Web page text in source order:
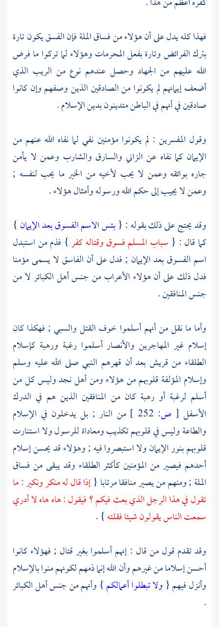
فهذا كله يدل على أن هؤلاء من فساق الملة فإن الفسق يكون تارة
بترك الفرائض وتارة بفعل المحرمات وهؤلاء لما تركوا ما فرض
الله عليهم من الجهاد وحصل عندهم نوع من الريب الذي
أضعف إيمانهم لم يكونوا من الصادقين الذين وصفهم وإن كانوا
صادقين في أنهم في الباطن متدينون بدين الإسلام .
وقول المفسرين : لم يكونوا مؤمنين نفي لما نفاه الله عنهم من
الإيمان كما نفاه عن الزاني والسارق والشارب وعمن لا يأمن
جاره بوائقه وعمن لا يحب لأخيه من الخير ما يحب لنفسه ;
وعمن لا يجيب إلى حكم الله ورسوله وأمثال هؤلاء .
وقد يحتج على ذلك بقوله : {بئس الاسم الفسوق بعد الإيمان }
كما قال : { سباب المسلم فسوق وقتاله كفر} فذم من استبدل
اسم الفسوق بعد الإيمان ; فدل على أن الفاسق لا يسمى مؤمنا
فدل ذلك على أن هؤلاء الأعرابمن جنس أهل الكبائر لا من
جنس المنافقين .
وأما ما نقل من أنهم أسلموا خوف القتل والسبي ; فهكذا كان
إسلام غير المهاجرين والأنصارأسلموا رغبة ورهبة كإسلام
الطلقاء من قريش بعد أن قهرهم النبي صلى الله عليه وسلم
وإسلام المؤلفة قلوبهم من هؤلاء ومنأهلنجدوليس كل من
أسلم لرغبة أو رهبة كان من المنافقين الذين هم في الدرك
الأسفل [ ص:
من النار ; بل يدخلون في الإسلام
والطاعة وليس في قلوبهم تكذيب ومعاداة للرسول ولا استنارت
قلوبهم بنور الإيمان ولا استبصروا فيه ; وهؤلاء قد يحسن إسلام
أحدهم فيصير من المؤمنين كأكثر الطلقاء وقد يبقى من فساق
الملة ; ومنهم من يصير منافقا مرتابا {إذا قال له منكر ونكير : ما
تقول في هذا الرجل الذي بعث فيكم ؟ فيقول : هاه هاه لا أدري
سمعت الناس يقولون شيئا فقلته} .
وقد تقدم قول من قال : إنهم أسلموا بغير قتال ; فهؤلاء كانوا
أحسن إسلاما من غيرهم وأن الله إنما ذمهم لكونهم منوا بالإسلام
وأنزل فيهم { ولا تبطلوا أعمالكم} وأنهم من جنس أهل الكبائر
.